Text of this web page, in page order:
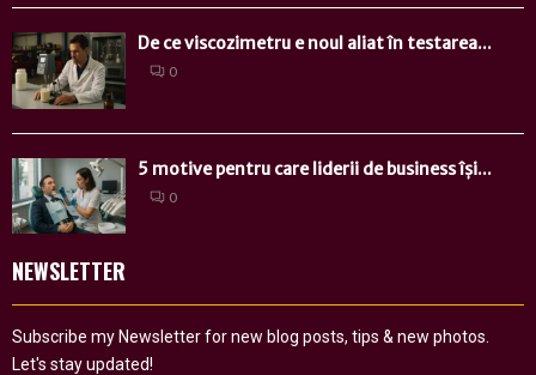
De ce viscozimetru e noul aliat în testarea...
0
5 motive pentru care liderii de business își...
0
NEWSLETTER
Subscribe my Newsletter for new blog posts, tips & new photos.
Let's stay updated!